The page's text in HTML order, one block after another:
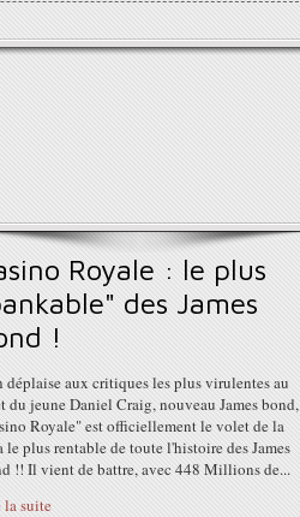
Royale : le plus
des James
!
déplaise aux critiques les plus virulentes au
du jeune Daniel Craig, nouveau James bond,
Royale" est officiellement le volet de la
le plus rentable de toute l'histoire des James
!! Il vient de battre, avec 448 Millions de...
la suite